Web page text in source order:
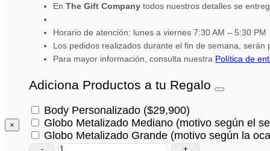
En The Gift Company todos nuestros detalles se
Horario de atención: lunes a viernes 7:30 AM – 5:30 PM
Los pedidos realizados durante el fin de semana, serán
Para mayor información, consulta nuestra Política de
Adiciona Productos a tu Regalo
Body Personalizado ($29,900)
Globo Metalizado Mediano (motivo según el
Globo Metalizado Grande (motivo según la
Bolsita
×